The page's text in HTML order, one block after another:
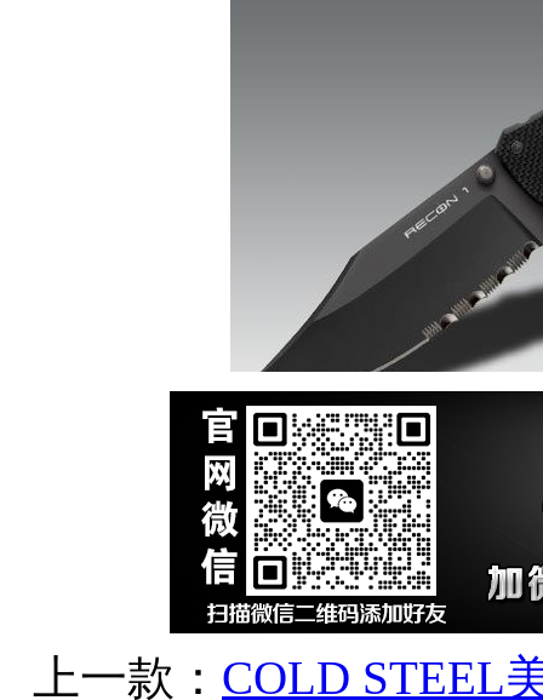
上一款： COLD STEEL